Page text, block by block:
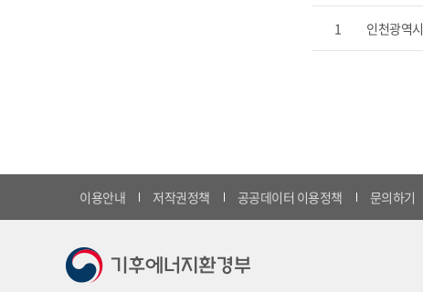
1 인천광역시
이용안내 저작권정책 공공데이터 이용정책 문의하기